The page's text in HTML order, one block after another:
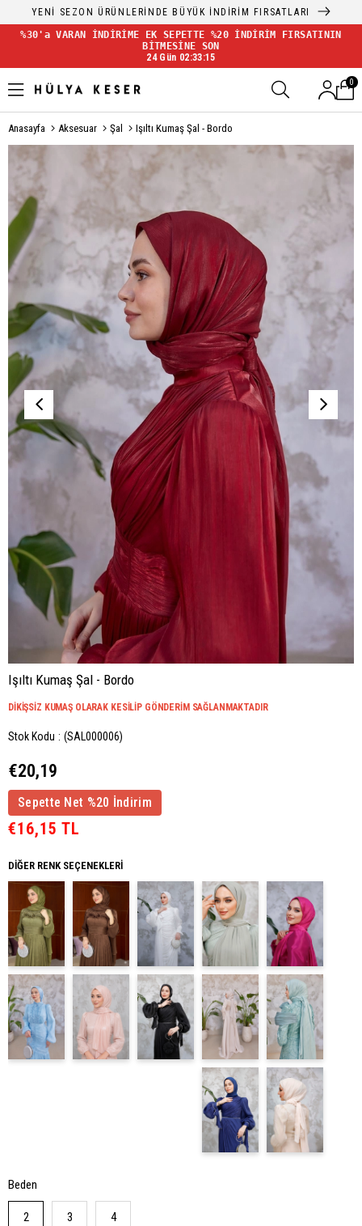
YENİ SEZON ÜRÜNLERİNDE BÜYÜK İNDİRİM FIRSATLARI
%30'a VARAN İNDİRİME EK SEPETTE %20 İNDİRİM FIRSATININ
BİTMESİNE SON
24 Gün 02:33:14
0
Anasayfa Aksesuar Şal Işıltı Kumaş Şal - Bordo
Işıltı Kumaş Şal - Bordo
DİKİŞSİZ KUMAŞ OLARAK KESİLİP GÖNDERİM SAĞLANMAKTADIR
Stok Kodu (SAL000006)
€20,19
Sepette Net %20 İndirim
€16,15 TL
DIĞER RENK SEÇENEKLERI
Beden
2 3 4